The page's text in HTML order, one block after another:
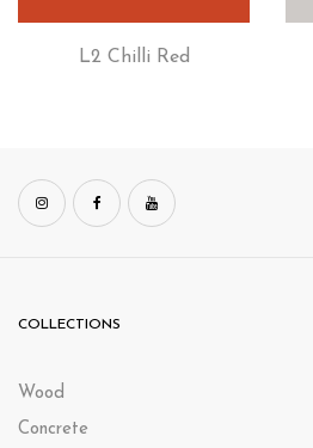
L2 Chilli Red
COLLECTIONS
Wood
Concrete